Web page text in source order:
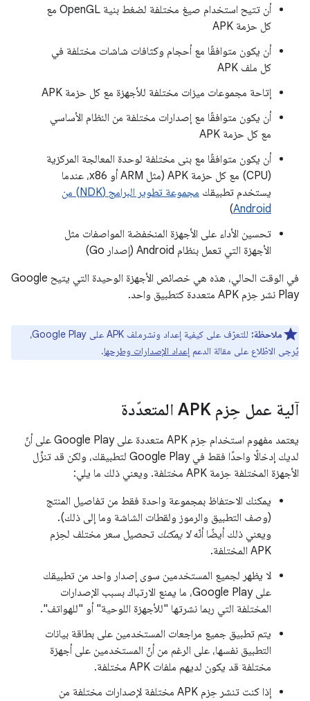
أن تتيح استخدام صيغ مختلفة لضغط بنية OpenGL مع
كل حزمة APK
أن يكون متوافقًا مع أحجام وكثافات شاشات مختلفة في
كل ملف APK
إتاحة مجموعات ميزات مختلفة للأجهزة مع كل حزمة APK
أن يكون متوافقًا مع إصدارات مختلفة من النظام الأساسي
مع كل حزمة APK
أن يكون متوافقًا مع بنى مختلفة لوحدة المعالجة المركزية
(CPU) مع كل حزمة APK (مثل ARM أو x86، عندما
يستخدم تطبيقك
مجموعة تطوير البرامج (NDK) من
Android
)
تحسين الأداء على الأجهزة المنخفضة المواصفات مثل
الأجهزة التي تعمل بنظام Android (إصدار Go)
في الوقت الحالي، هذه هي خصائص الأجهزة الوحيدة التي يتيح Google
Play نشر حِزم APK متعددة كتطبيق واحد.
ملاحظة:
للتعرّف على كيفية إعداد ونشرملف APK على Google Play،
يُرجى الاطّلاع على مقالة الدعم إعداد الإصدارات وطرحها.
آلية عمل حِزم APK المتعدّدة
يعتمد مفهوم استخدام حِزم APK متعددة على Google Play على أنّ
لديك إدخالًا واحدًا فقط في Google Play لتطبيقك، ولكن قد تنزِّل
الأجهزة المختلفة حِزمة APK مختلفة. ويعني ذلك ما يلي:
يمكنك الاحتفاظ بمجموعة واحدة فقط من تفاصيل المنتج
(وصف التطبيق والرموز ولقطات الشاشة وما إلى ذلك).
ويعني ذلك أيضًا أنّهلا يمكنك تحصيل سعر مختلف لحِزم
APK المختلفة.
لا يظهر لجميع المستخدمين سوى إصدار واحد من تطبيقك
على Google Play، ما يمنع الارتباك بسبب الإصدارات
المختلفة التي ربما نشرتها "للأجهزة اللوحية" أو "للهواتف".
يتم تطبيق جميع مراجعات المستخدمين على بطاقة بيانات
التطبيق نفسها، على الرغم من أنّ المستخدمين على أجهزة
مختلفة قد يكون لديهم ملفات APK مختلفة.
إذا كنت تنشر حِزم APK مختلفة لإصدارات مختلفة من